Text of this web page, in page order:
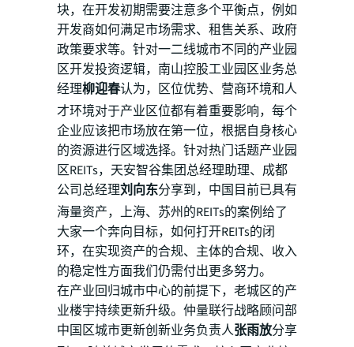
块，在开发初期需要注意多个平衡点，例如
开发商如何满足市场需求、租售关系、政府
政策要求等。针对一二线城市不同的产业园
区开发投资逻辑，南山控股工业园区业务总
经理柳迎春认为，区位优势、营商环境和人
才环境对于产业区位都有着重要影响，每个
企业应该把市场放在第一位，根据自身核心
的资源进行区域选择。针对热门话题产业园
区REITs，天安智谷集团总经理助理、成都
公司总经理刘向东分享到，中国目前已具有
海量资产，上海、苏州的REITs的案例给了
大家一个奔向目标，如何打开REITs的闭
环，在实现资产的合规、主体的合规、收入
的稳定性方面我们仍需付出更多努力。
在产业回归城市中心的前提下，老城区的产
业楼宇持续更新升级。仲量联行战略顾问部
中国区城市更新创新业务负责人张雨放分享